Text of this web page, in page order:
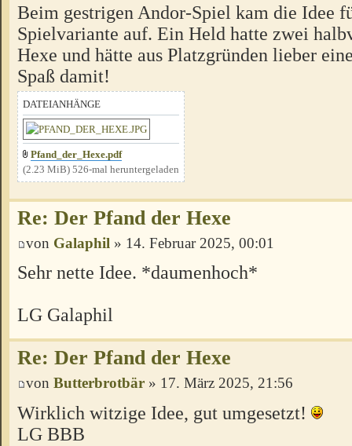
Beim gestrigen Andor-Spiel kam die Idee
Spielvariante auf. Ein Held hatte zwei
Hexe und hätte aus Platzgründen lieber
Spaß damit!
DATEIANHÄNGE
Pfand_der_Hexe.pdf
(2.23 MiB) 526-mal heruntergeladen
Re: Der Pfand der Hexe
von Galaphil » 14. Februar 2025, 00:01
Sehr nette Idee. *daumenhoch*
LG Galaphil
Re: Der Pfand der Hexe
von Butterbrotbär » 17. März 2025, 21:56
Wirklich witzige Idee, gut umgesetzt!
LG BBB